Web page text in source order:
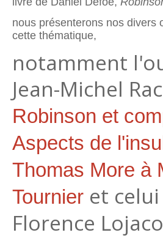
nous présenterons nos divers
cette thématique,
notamment
Jean-Michel
Robinson et
Aspects de
Thomas More à
Tournier et
Florence